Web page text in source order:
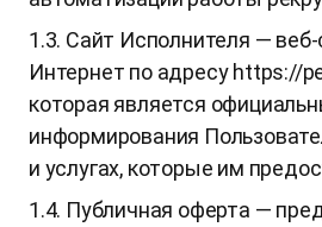
1.3. Сайт Исполнителя —
Интернет по адресу https://
которая является
информирования
и услугах, которые им
1.4. Публичная оферта —